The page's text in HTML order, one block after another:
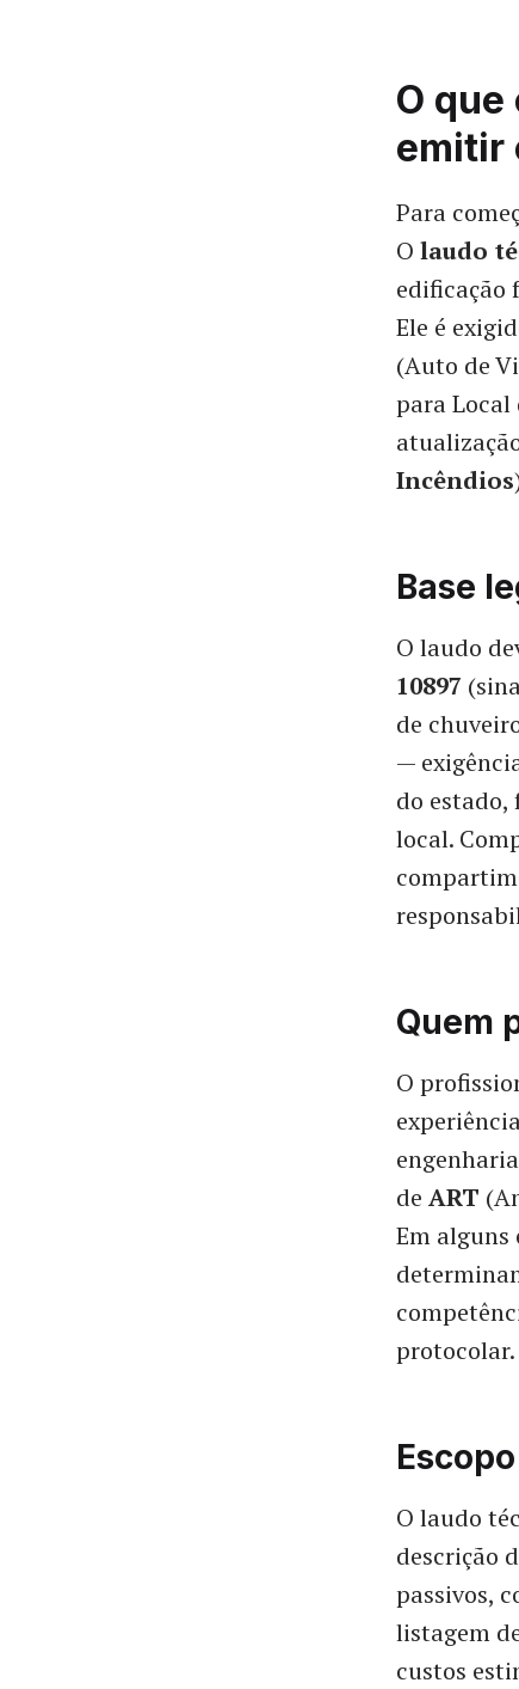
O que
emitir
Para
O laudo
edificação
Ele é
(Auto de
para Local
Incêndios
Base
O laudo
10897
de
—
do
local.
Quem
O
de ART
Em alguns
protocolar.
O laudo
descrição
passivos,
listagem
custos